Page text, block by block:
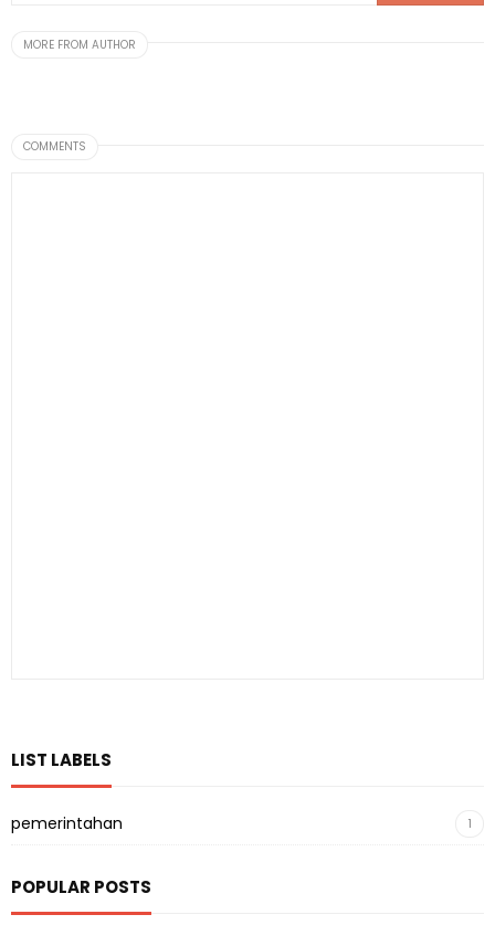
MORE FROM AUTHOR
COMMENTS
LIST LABELS
pemerintahan 1
POPULAR POSTS